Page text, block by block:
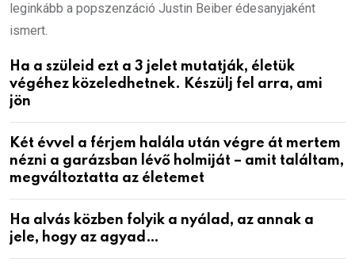
leginkább a popszenzáció Justin Beiber édesanyjaként
ismert.
Ha a szüleid ezt a 3 jelet mutatják, életük
végéhez közeledhetnek. Készülj fel arra, ami
jön
Két évvel a férjem halála után végre át mertem
nézni a garázsban lévő holmiját – amit találtam,
megváltoztatta az életemet
Ha alvás közben folyik a nyálad, az annak a
jele, hogy az agyad…